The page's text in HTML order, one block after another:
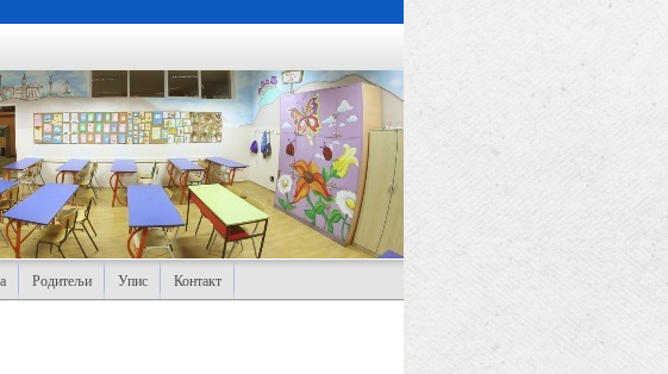
Родитељи Упис Контакт